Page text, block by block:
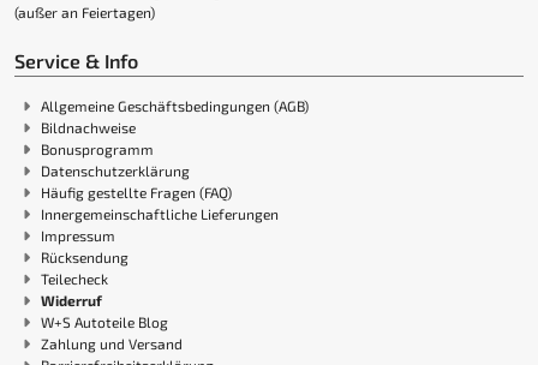
(außer an Feiertagen)
Service & Info
Allgemeine Geschäftsbedingungen (AGB)
Bildnachweise
Bonusprogramm
Datenschutzerklärung
Häufig gestellte Fragen (FAQ)
Innergemeinschaftliche Lieferungen
Impressum
Rücksendung
Teilecheck
Widerruf
W+S Autoteile Blog
Zahlung und Versand